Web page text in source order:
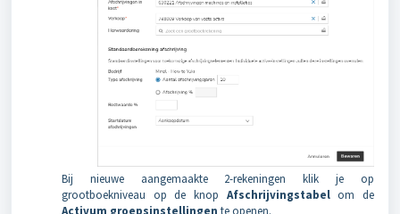
Bij nieuwe aangemaakte 2-rekeningen klik je op
grootboekniveau op de knop Afschrijvingstabelom de
Activum groepsinstellingen te openen.